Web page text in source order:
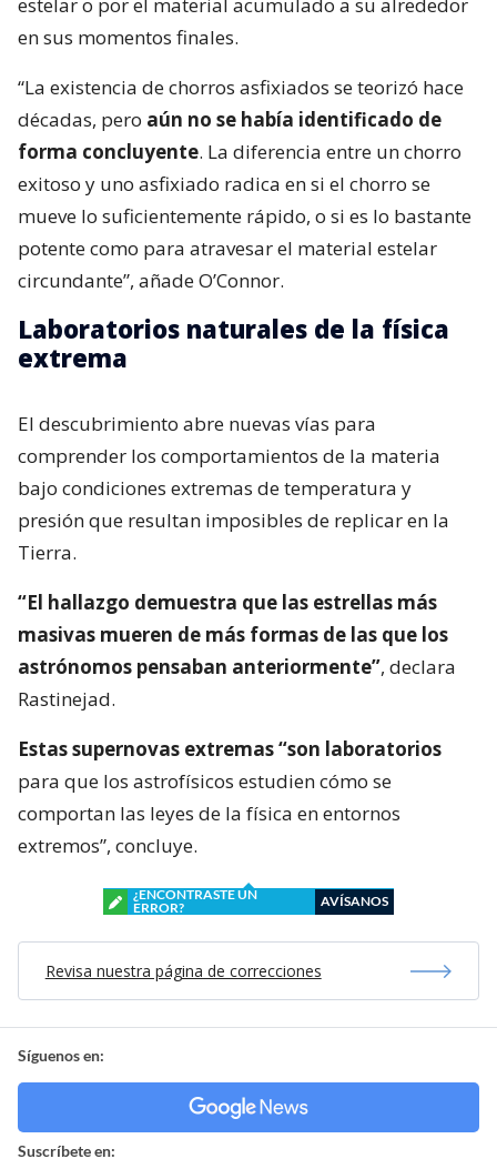
estelar o por el material acumulado a su alrededor
en sus momentos finales.
“La existencia de chorros asfixiados se teorizó hace
décadas, pero aún no se había identificado de
forma concluyente. La diferencia entre un chorro
exitoso y uno asfixiado radica en si el chorro se
mueve lo suficientemente rápido, o si es lo bastante
potente como para atravesar el material estelar
circundante”, añade O’Connor.
Laboratorios naturales de la física
extrema
El descubrimiento abre nuevas vías para
comprender los comportamientos de la materia
bajo condiciones extremas de temperatura y
presión que resultan imposibles de replicar en la
Tierra.
“El hallazgo demuestra que las estrellas más
masivas mueren de más formas de las que los
astrónomos pensaban anteriormente”, declara
Rastinejad.
Estas supernovas extremas “son laboratorios
para que los astrofísicos estudien cómo se
comportan las leyes de la física en entornos
extremos”, concluye.
¿ENCONTRASTE UN
ERROR?
AVÍSANOS
Revisa nuestra página de correcciones
Síguenos en:
Suscríbete en: